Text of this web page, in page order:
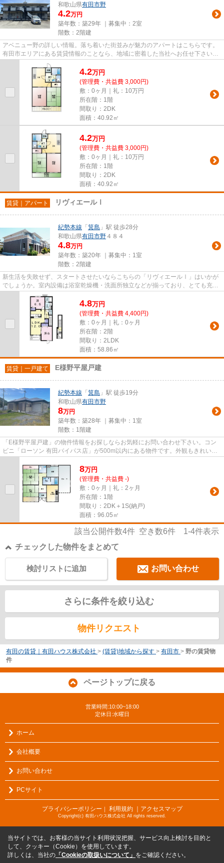
和歌山県有田市野
4.2万円
築年数：築29年 ｜募集中： 2室
階数：2階建
アベニュー野の詳しい情報。落ち着いた街並みが魅力のアパートはこちらです。
有田市エリアにある賃貸情報のことなら、地域に密着した当社へお任せ下さい。
当社は、多種多様な賃貸情報...
4.2万円
(管理費・共益費 3,000円)
敷：0ヶ月｜礼：10万円
所在階：1階
間取り：2DK
面積：40.92㎡
4.2万円
(管理費・共益費 3,000円)
敷：0ヶ月｜礼：10万円
所在階：1階
間取り：2DK
面積：40.92㎡
賃貸｜アパート リヴィエールⅠ
紀勢本線 「 箕島 」駅 徒歩28分
和歌山県有田市野 ４８４
4.8万円
築年数：築20年 ｜募集中： 1室
階数：2階建
新生活を失敗せず、スタートさせたいならこちらの「リヴィエールⅠ」はいかが
でしょうか。室内設備は浴室乾燥機・洗面所独立などが揃っており、とても充実
しています。こちらはTVインタ...
4.8万円
(管理費・共益費 4,400円)
敷：0ヶ月｜礼：0ヶ月
所在階：2階
間取り：2LDK
面積：58.86㎡
賃貸｜一戸建て E様野平屋戸建
紀勢本線 「 箕島 」駅 徒歩19分
和歌山県有田市野
8万円
築年数：築28年 ｜募集中： 1室
階数：1階建
「E様野平屋戸建」の物件情報をお探しならお気軽にお問い合わせ下さい。コン
ビニ「ローソン 有田バイパス店」が500m以内にある物件です。外観もきれいな
8万円
(管理費・共益費 -)
敷：0ヶ月｜礼：2ヶ月
所在階：1階
間取り：2DK＋1S(納戸)
面積：96.05㎡
該当公開件数4件 空き数6件 1-4件表示
チェックした物件をまとめて
お問い合わせ
検討リストに追加
さらに条件を絞り込む
物件リクエスト
有田の賃貸｜有田ハウス株式会社 > (賃貸)地域から探す > 有田市 > 野の賃貸物
件
ページトップに戻る
営業時間:10:00~18:00
定休日:水曜日
ホーム
会社概要
お問い合わせ
PCサイト
プライバシーポリシー ｜ 利用規約 ｜アクセスマップ
Copyright(c) 有田ハウス株式会社 All rights reserved.
当サイトでは、お客様の当サイト利用状況把握、サービス向上検討を目的と
して、クッキー（Cookie）を使用しています。
詳しくは、当社の 「Cookieの取扱いについて」 をご確認ください。